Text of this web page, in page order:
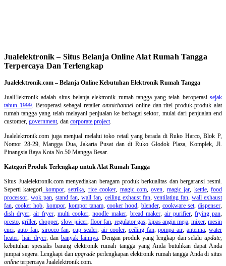
Jualelektronik – Situs Belanja Online Alat Rumah Tangga
Terpercaya Dan Terlengkap
Jualelektronik.com – Belanja Online Kebutuhan Elektronik Rumah Tangga
JualElektronik adalah situs belanja elektronik rumah tanggayang telah beroperasisejak
tahun 1999. Beroperasi sebagai retaileromnichannel online dan ritel produk-produk alat
rumah tangga yang telah melayani penjualan ke berbagai sektor, mulai dari penjualan end
customer, government, dan corporate project.
Jualelektronik.com juga menjual melalui toko retail yang berada di Ruko Harco, Blok P,
Nomor 28-29, Mangga Dua, Jakarta Pusat dan di Ruko Glodok Plaza, Komplek, Jl.
Pinangsia Raya Kota No.50 Mangga Besar.
Kategori Produk Terlengkap untuk Alat Rumah Tangga
Situs Jualelektronik.com menyediakan beragam produk berkualitas dan bergaransi resmi.
Seperti kategori kompor,setrika, rice cooker, magic com,oven, magic jar, kettle,food
processor,wok pan,stand fan,wall fan, ceiling exhaust fan, ventilating fan, wall exhaust
fan,cooker hob, kompor, kompor tanam,cooker hood, blender, cookware set,dispenser,
dish dryer,air fryer,multi cooker,noodle maker, bread maker, air purifier, frying pan,
presto,griller,chopper,slow juicer,floor fan, regulator gas, kipas angin meja, mixer,mesin
cuci, auto fan, sirocco fan,cup sealer,air cooler, ceiling fan,pompa air,antenna,water
heater, hair dryer, dan banyak lainnya. Dengan produk yang lengkap dan selalu update,
kebutuhan spesialis barang elektronik rumah tangga yang Anda butuhkan dapat Anda
jumpai segera. Lengkapi danupgrade perlengkapan elektronik rumah tangga Anda di situs
online terpercaya Jualelektronik.com.